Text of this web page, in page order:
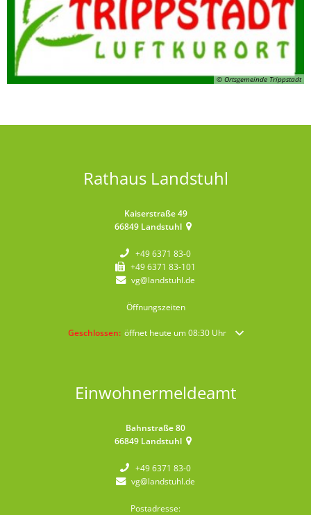
© Ortsgemeinde Trippstadt
Rathaus Landstuhl
Kaiserstraße 49
66849 Landstuhl
+49 6371 83-0
+49 6371 83-101
vg@landstuhl.de
Öffnungszeiten
Klicken, um weitere Öffnungs- oder Schließzeiten
Geschlossen: öffnet heute um 08:30 Uhr
Einwohnermeldeamt
Bahnstraße 80
66849 Landstuhl
+49 6371 83-0
vg@landstuhl.de
Postadresse: